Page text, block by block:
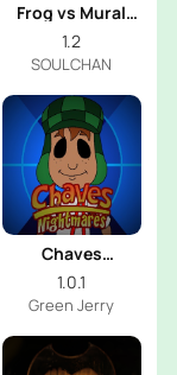
Frog vs Mural
Girl
1.2
SOULCHAN
Chaves
Nightmares
1.0.1
Green Jerry